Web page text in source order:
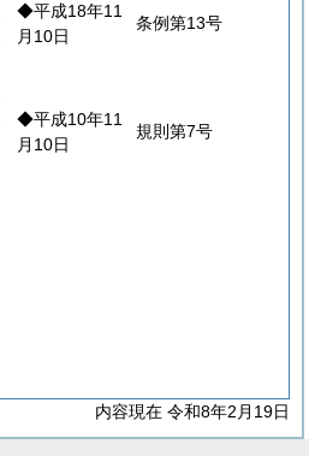
◆平成18年11
月10日
条例第13号
◆平成10年11
月10日
規則第7号
内容現在 令和8年2月19日